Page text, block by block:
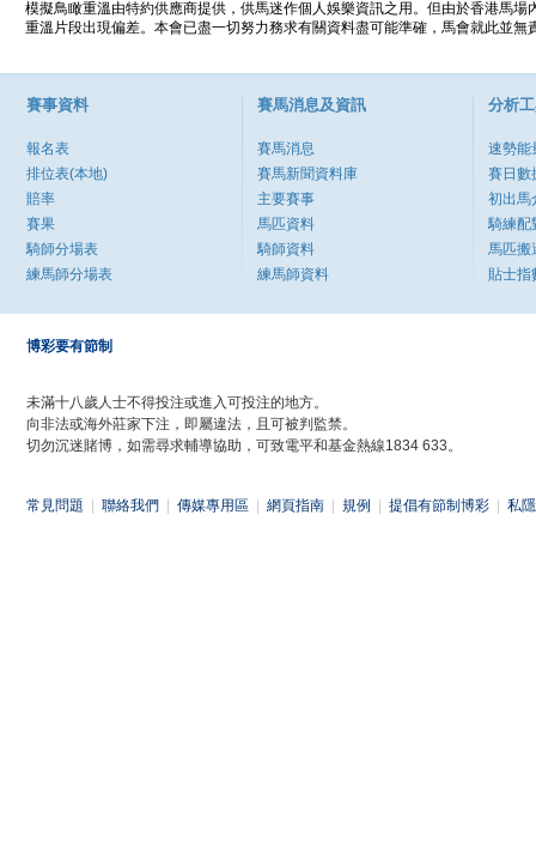
模擬鳥瞰重溫由特約供應商提供，供馬迷作個人娛樂資訊之用。但由於香港馬
重溫片段出現偏差。本會已盡一切努力務求有關資料盡可能準確，馬會就此並
賽事資料
報名表
排位表(本地)
賠率
賽果
騎師分場表
練馬師分場表
賽馬消息及資訊
賽馬消息
賽馬新聞資料庫
主要賽事
馬匹資料
騎師資料
練馬師資料
分析
速勢能
賽日數
初出馬
騎練配
馬匹搬
貼士指
博彩要有節制
未滿十八歲人士不得投注或進入可投注的地方。
向非法或海外莊家下注，即屬違法，且可被判監禁。
切勿沉迷賭博，如需尋求輔導協助，可致電平和基金熱線1834 633。
常見問題 聯絡我們 傳媒專用區 網頁指南 規例 提倡有節制博彩 私